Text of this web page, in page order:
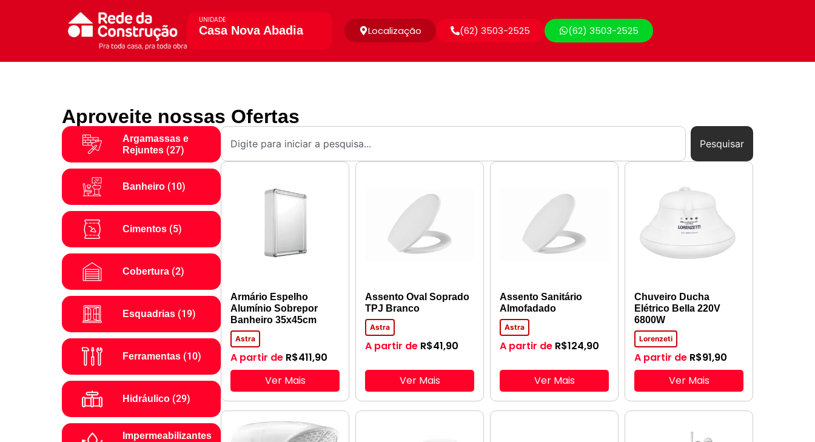
UNIDADE
Casa Nova Abadia Localização (62) 3503-2525 (62) 3503-2525
Aproveite nossas Ofertas
Argamassas e
Rejuntes (27)
Banheiro (10)
Cimentos (5)
Cobertura (2)
Esquadrias (19)
Ferramentas (10)
Hidráulico (29)
Impermeabilizantes
Pesquisar
Armário Espelho
Alumínio Sobrepor
Banheiro 35x45cm
Astra
A partir de R$411,90
Ver Mais
Assento Oval Soprado
TPJ Branco
Astra
A partir de R$41,90
Ver Mais
Assento Sanitário
Almofadado
Astra
A partir de R$124,90
Ver Mais
Chuveiro Ducha
Elétrico Bella 220V
6800W
Lorenzeti
A partir de R$91,90
Ver Mais